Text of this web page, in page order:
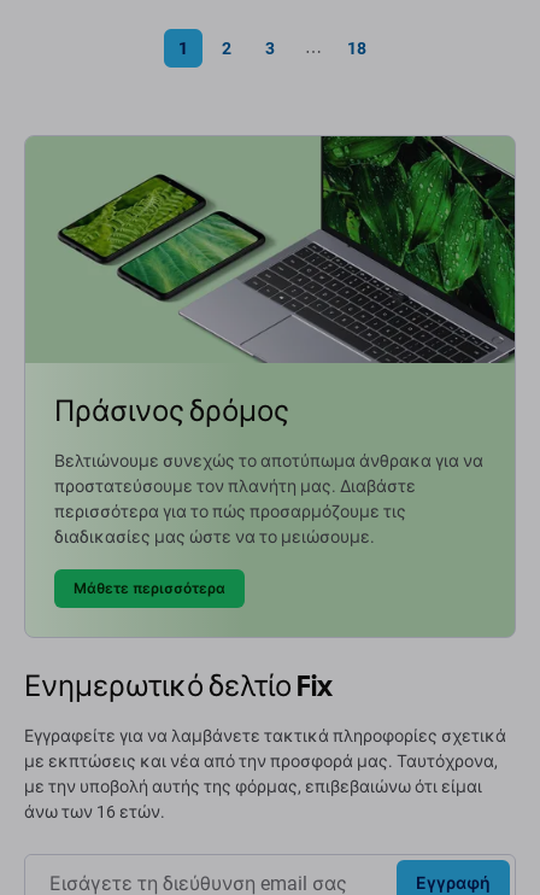
1 2 3 ⋯ 18
Πράσινος δρόμος
Βελτιώνουμε συνεχώς το αποτύπωμα άνθρακα για να
προστατεύσουμε τον πλανήτη μας. Διαβάστε
περισσότερα για το πώς προσαρμόζουμε τις
διαδικασίες μας ώστε να το μειώσουμε.
Μάθετε περισσότερα
Ενημερωτικό δελτίο Fix
Εγγραφείτε για να λαμβάνετε τακτικά πληροφορίες σχετικά
με εκπτώσεις και νέα από την προσφορά μας. Ταυτόχρονα,
με την υποβολή αυτής της φόρμας, επιβεβαιώνω ότι είμαι
άνω των 16 ετών.
Εγγραφή